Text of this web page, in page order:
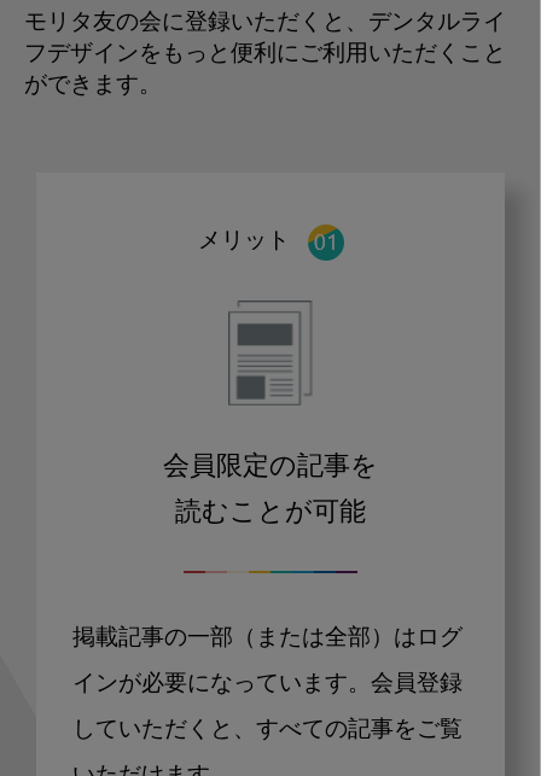
モリタ友の会に登録いただくと、デンタルライ
フデザインをもっと便利にご利用いただくこと
ができます。
メリット
会員限定の記事を
読むことが可能
掲載記事の一部（または全部）はログ
インが必要になっています。会員登録
していただくと、すべての記事をご覧